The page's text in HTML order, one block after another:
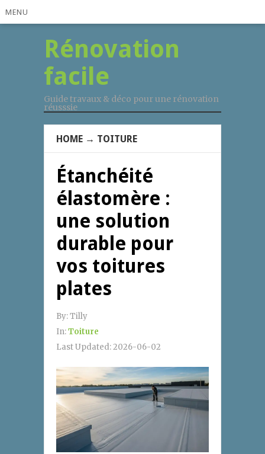
MENU
Rénovation
facile
Guide travaux & déco pour une rénovation
réusssie
HOME → TOITURE
Étanchéité
élastomère :
une solution
durable pour
vos toitures
plates
By:Tilly
In:Toiture
Last Updated:2026-06-02